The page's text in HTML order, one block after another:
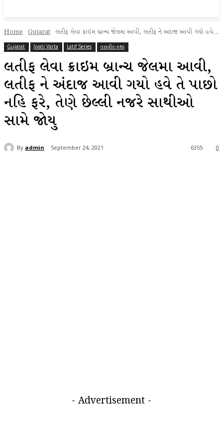
Home Gujarat લતીફ લેવા ક્રાઇમ બ્રાન્ચ જેલમા આવી, લતીફ ને અંદાજ આવી ગયો હવે...
Gujarat Jivati Varta Latif Series તસવીર-કથા
લતીફ લેવા ક્રાઇમ બ્રાન્ચ જેલમા આવી,
લતીફ ને અંદાજ આવી ગયો હવે તે પાછો
નહિ ફરે, તેણે છેલ્લી નજરે સાથીઓ
સામે જોયુ
By admin September 24, 2021 0
6355
- Advertisement -